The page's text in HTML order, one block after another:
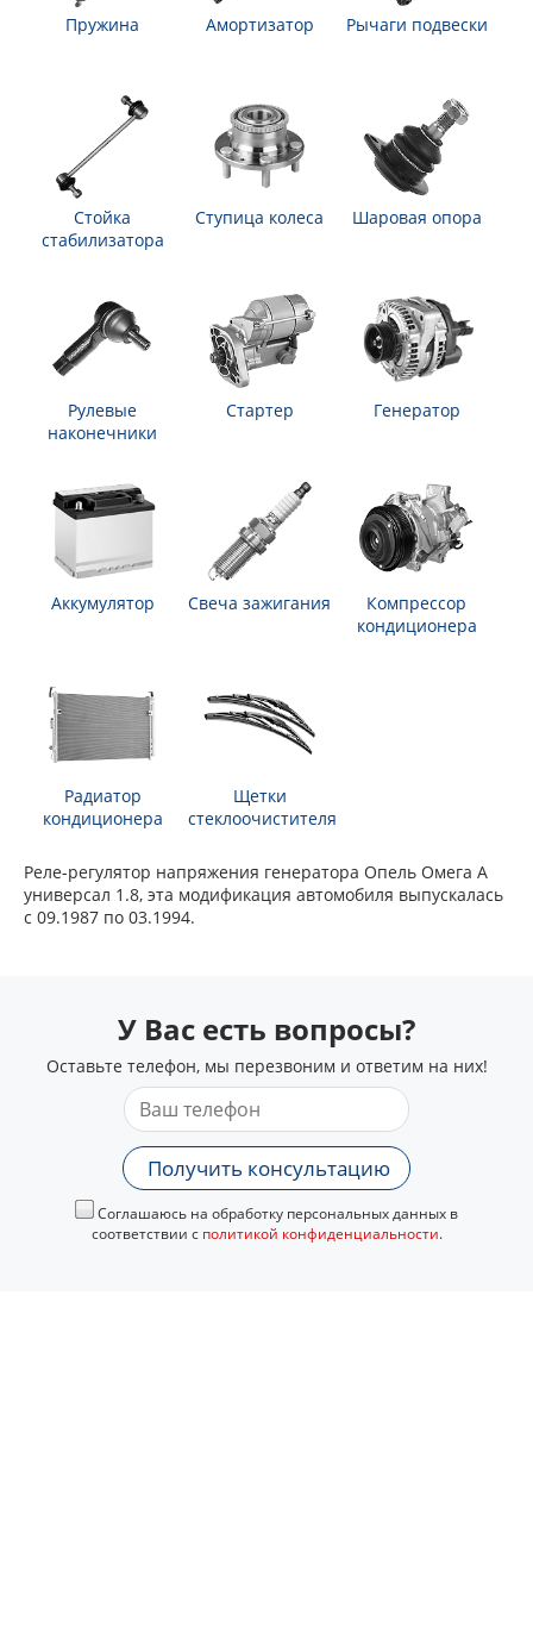
Пружина Амортизатор Рычаги подвески
Стойка
стабилизатора
Ступица колеса Шаровая опора
Рулевые
наконечники
Стартер Генератор
Аккумулятор Свеча зажигания
Компрессор
кондиционера
Радиатор
кондиционера
Щетки
стеклоочистителя
Реле-регулятор напряжения генератора Опель Омега А
универсал 1.8, эта модификация автомобиля выпускалась
с 09.1987 по 03.1994.
У Вас есть вопросы?
Оставьте телефон, мы перезвоним и ответим на них!
Получить консультацию
Соглашаюсь на обработку персональных данных в
соответствии с политикой конфиденциальности.